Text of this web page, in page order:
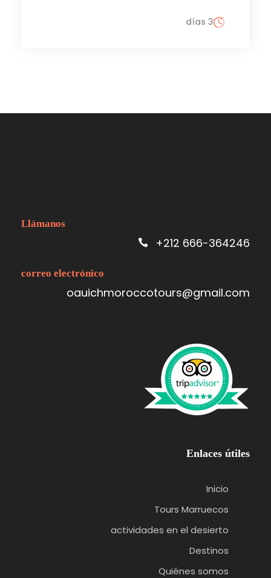
3 días
Llámanos
+212 666-364246
correo electrónico
oauichmoroccotours@gmail.com
Enlaces útiles
Inicio
Tours Marruecos
actividades en el desierto
Destinos
Quiénes somos